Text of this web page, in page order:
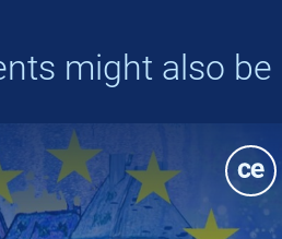
might also